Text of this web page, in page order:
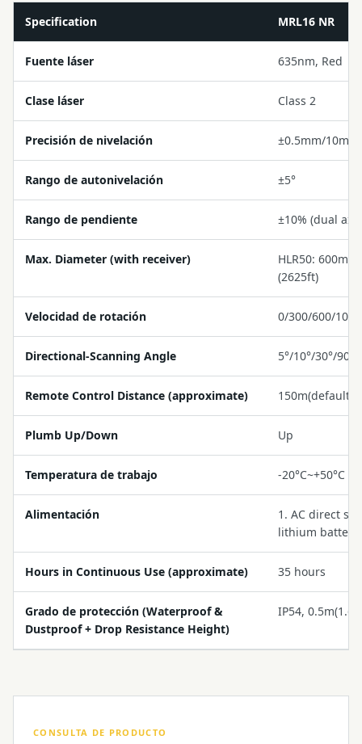
Specification MRL16 NR
Fuente láser 635nm, Red
Clase láser Class 2
Precisión de nivelación ±0.5mm/10m
Rango de autonivelación ±5°
Rango de pendiente ±10% (dual
Max. Diameter (with receiver)
HLR50: 600m
(2625ft)
Velocidad de rotación 0/300/600/
Directional-Scanning Angle 5°/10°/30°/90°
Remote Control Distance (approximate) 150m(default)/
Plumb Up/Down Up
Temperatura de trabajo -20°C~+50°C (-
Alimentación
1. AC direct
lithium battery
Hours in Continuous Use (approximate) 35 hours
Grado de protección (Waterproof &
Dustproof + Drop Resistance Height)
IP54,
CONSULTA DE PRODUCTO